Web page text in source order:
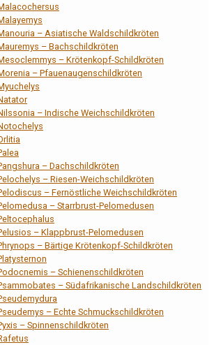
– Asiatische Waldschildkröten
– Bachschildkröten
– Krötenkopf-Schildkröten
– Pfauenaugenschildkröten
– Indische Weichschildkröten
– Dachschildkröten
– Riesen-Weichschildkröten
– Fernöstliche Weichschildkröten
– Starrbrust-Pelomedusen
– Klappbrust-Pelomedusen
– Bärtige Krötenkopf-Schildkröten
– Schienenschildkröten
– Südafrikanische Landschildkröten
– Echte Schmuckschildkröten
– Spinnenschildkröten